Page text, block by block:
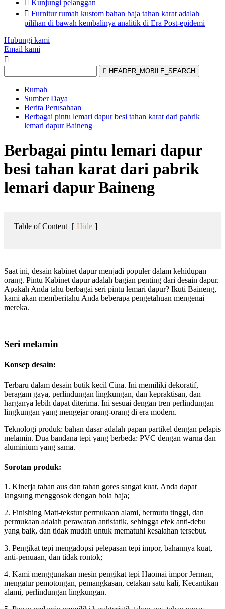
 Kunjungi pelanggan
 Furnitur rumah kustom bahan baja tahan karat adalah
pilihan di bawah kembalinya analitik di Era Post-epidemi
Hubungi kami
Email kami

 HEADER_MOBILE_SEARCH
Rumah
Sumber Daya
Berita Perusahaan
Berbagai pintu lemari dapur besi tahan karat dari pabrik
lemari dapur Baineng
Berbagai pintu lemari dapur
besi tahan karat dari pabrik
lemari dapur Baineng
Table of Content [ Hide ]
Saat ini, desain kabinet dapur menjadi populer dalam kehidupan
orang. Pintu Kabinet dapur adalah bagian penting dari desain dapur.
Apakah Anda tahu berbagai seri pintu lemari dapur? Ikuti Baineng,
kami akan memberitahu Anda beberapa pengetahuan mengenai
mereka.
Seri melamin
Konsep desain:
Terbaru dalam desain butik kecil Cina. Ini memiliki dekoratif,
beragam gaya, perlindungan lingkungan, dan kepraktisan, dan
harganya lebih dapat diterima. Ini sesuai dengan tren perlindungan
lingkungan yang mengejar orang-orang di era modern.
Teknologi produk: bahan dasar adalah papan partikel dengan pelapis
melamin. Dua bandana tepi yang berbeda: PVC dengan warna dan
aluminium yang sama.
Sorotan produk:
1. Kinerja tahan aus dan tahan gores sangat kuat, Anda dapat
langsung menggosok dengan bola baja;
2. Finishing Matt-tekstur permukaan alami, bermutu tinggi, dan
permukaan adalah perawatan antistatik, sehingga efek anti-debu
yang baik, dan tidak mudah untuk mematuhi kesalahan tersebut.
3. Pengikat tepi mengadopsi pelepasan tepi impor, bahannya kuat,
anti-penuaan, dan tidak rontok;
4. Kami menggunakan mesin pengikat tepi Haomai impor Jerman,
mengatur pemotongan, pemangkasan, cetakan satu kali, Kecantikan
alami, perlindungan lingkungan.